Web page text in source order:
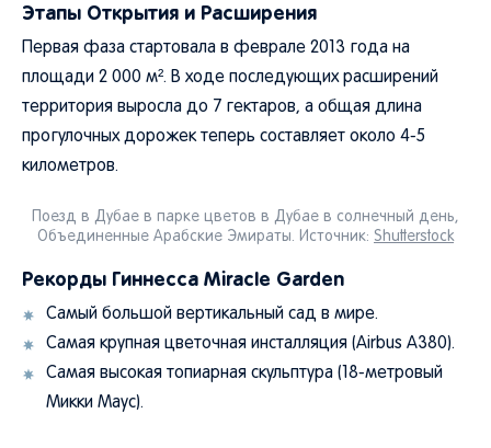
Этапы Открытия и Расширения
Первая фаза стартовала в феврале 2013 года на
площади 2 000 м². В ходе последующих расширений
территория выросла до 7 гектаров, а общая длина
прогулочных дорожек теперь составляет около 4-5
километров.
Поезд в Дубае в парке цветов в Дубае в солнечный день,
Объединенные Арабские Эмираты. Источник: Shutterstock
Рекорды Гиннесса Miracle Garden
Самый большой вертикальный сад в мире.
Самая крупная цветочная инсталляция (Airbus A380).
Самая высокая топиарная скульптура (18-метровый
Микки Маус).